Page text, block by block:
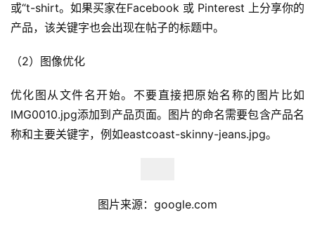
或“t-shirt。如果买家在Facebook 或 Pinterest 上分享你的
产品，该关键字也会出现在帖子的标题中。
（2）图像优化
优化图从文件名开始。不要直接把原始名称的图片比如
IMG0010.jpg添加到产品页面。图片的命名需要包含产品名
称和主要关键字，例如eastcoast-skinny-jeans.jpg。
图片来源：google.com